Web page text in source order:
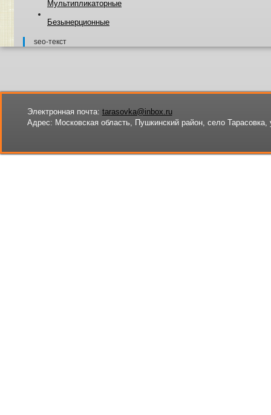
Мультипликаторные
Безынерционные
seo-текст
Электронная почта: tarasovka@inbox.ru
Адрес: Московская область, Пушкинский район, село